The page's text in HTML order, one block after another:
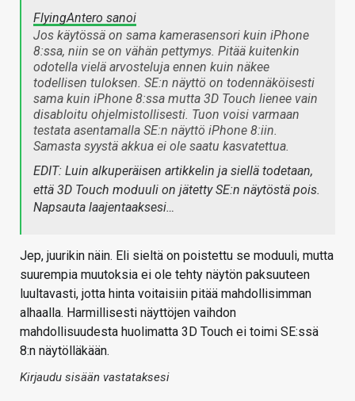
FlyingAntero sanoi
Jos käytössä on sama kamerasensori kuin iPhone
8:ssa, niin se on vähän pettymys. Pitää kuitenkin
odotella vielä arvosteluja ennen kuin näkee
todellisen tuloksen. SE:n näyttö on todennäköisesti
sama kuin iPhone 8:ssa mutta 3D Touch lienee vain
disabloitu ohjelmistollisesti. Tuon voisi varmaan
testata asentamalla SE:n näyttö iPhone 8:iin.
Samasta syystä akkua ei ole saatu kasvatettua.
EDIT: Luin alkuperäisen artikkelin ja siellä todetaan,
että 3D Touch moduuli on jätetty SE:n näytöstä pois.
Napsauta laajentaaksesi…
Jep, juurikin näin. Eli sieltä on poistettu se moduuli, mutta
suurempia muutoksia ei ole tehty näytön paksuuteen
luultavasti, jotta hinta voitaisiin pitää mahdollisimman
alhaalla. Harmillisesti näyttöjen vaihdon
mahdollisuudesta huolimatta 3D Touch ei toimi SE:ssä
8:n näytölläkään.
Kirjaudu sisään vastataksesi